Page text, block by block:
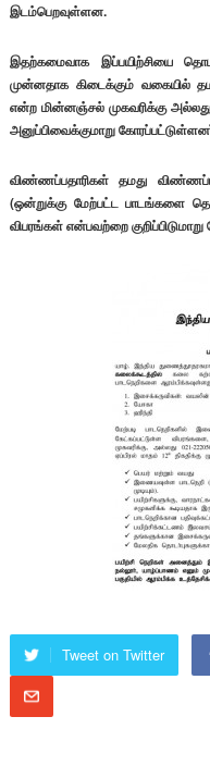
இடம்பெறவுள்ளன.
இதற்கமைவாக இப்பயிற்சியை
முன்னதாக கிடைக்கும் வகையில்
என்ற மின்னஞ்சல் முகவரிக்கு
அனுப்பிவைக்குமாறு
விண்ணப்பதாரிகள் தமது
(ஒன்றுக்கு மேற்பட்ட பாடங்களை
விபரங்கள் என்பவற்றை
Tweet on Twitter